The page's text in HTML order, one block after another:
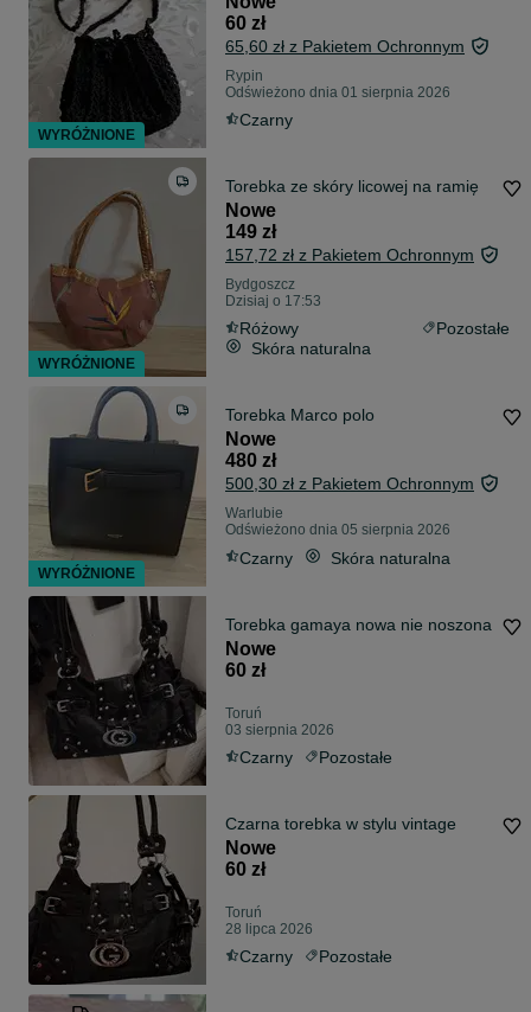
60 zł
65,60 zł z Pakietem Ochronnym
Rypin
Odświeżono dnia 01 sierpnia 2026
Czarny
Torebka ze skóry licowej na ramię
Nowe
149 zł
157,72 zł z Pakietem Ochronnym
Bydgoszcz
Dzisiaj o 17:53
Różowy
Pozostałe
Skóra naturalna
Torebka Marco polo
Nowe
480 zł
500,30 zł z Pakietem Ochronnym
Warlubie
Odświeżono dnia 05 sierpnia 2026
Czarny Skóra naturalna
Torebka gamaya nowa nie noszona
Nowe
60 zł
Toruń
03 sierpnia 2026
Czarny Pozostałe
Czarna torebka w stylu vintage
Nowe
60 zł
Toruń
28 lipca 2026
Czarny Pozostałe
WYRÓŻNIONE
WYRÓŻNIONE
WYRÓŻNIONE